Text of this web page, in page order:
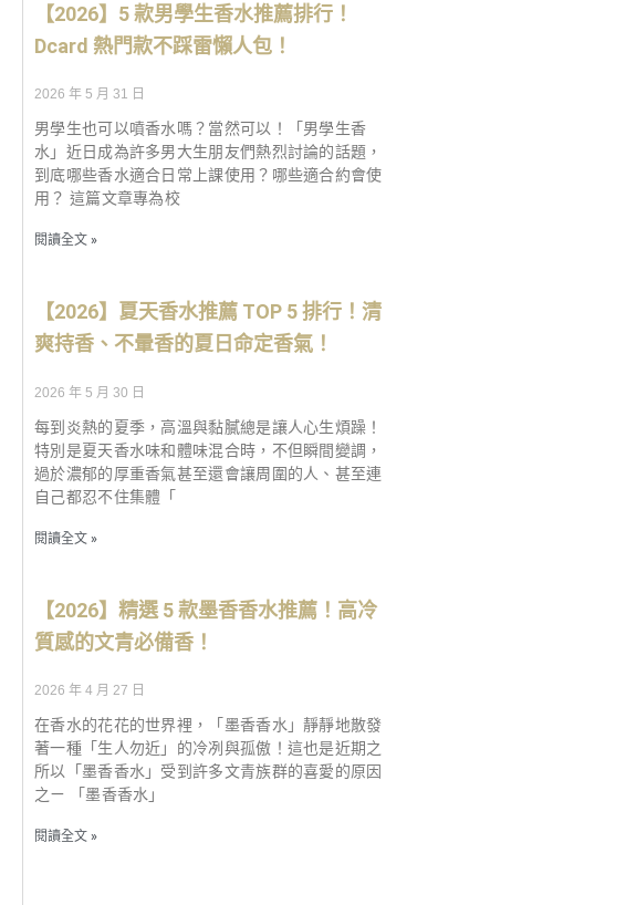
【2026】5 款男學生香水推薦排行！
Dcard 熱門款不踩雷懶人包！
2026 年 5 月 31 日
男學生也可以噴香水嗎？當然可以！「男學生香
水」近日成為許多男大生朋友們熱烈討論的話題，
到底哪些香水適合日常上課使用？哪些適合約會使
用？ 這篇文章專為校
閱讀全文 »
【2026】夏天香水推薦 TOP 5 排行！清
爽持香、不暈香的夏日命定香氣！
2026 年 5 月 30 日
每到炎熱的夏季，高溫與黏膩總是讓人心生煩躁！
特別是夏天香水味和體味混合時，不但瞬間變調，
過於濃郁的厚重香氣甚至還會讓周圍的人、甚至連
自己都忍不住集體「
閱讀全文 »
【2026】精選 5 款墨香香水推薦！高冷
質感的文青必備香！
2026 年 4 月 27 日
在香水的花花的世界裡，「墨香香水」靜靜地散發
著一種「生人勿近」的冷冽與孤傲！這也是近期之
所以「墨香香水」受到許多文青族群的喜愛的原因
之ㄧ 「墨香香水」
閱讀全文 »